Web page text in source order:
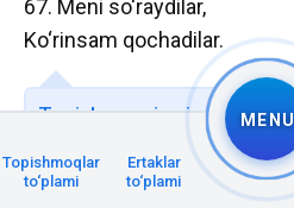
67. Meni so‘raydilar,
Ko‘rinsam qochadilar.
Topishmoqning javobi
Yomg‘ir.
Topishmoqlar
to‘plami
Ertaklar
to‘plami
MENU